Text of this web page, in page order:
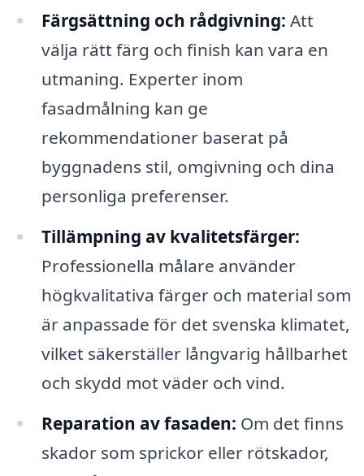
Färgsättning och rådgivning: Att
välja rätt färg och finish kan vara en
utmaning. Experter inom
fasadmålning kan ge
rekommendationer baserat på
byggnadens stil, omgivning och dina
personliga preferenser.
Tillämpning av kvalitetsfärger:
Professionella målare använder
högkvalitativa färger och material som
är anpassade för det svenska klimatet,
vilket säkerställer långvarig hållbarhet
och skydd mot väder och vind.
Reparation av fasaden: Om det finns
skador som sprickor eller rötskador,